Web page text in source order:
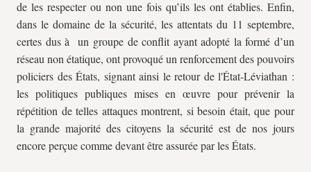
de les respecter ou non une fois qu’ils les ont établies. Enfin,
dans le domaine de la sécurité, les attentats du 11 septembre,
certes dus à un groupe de conflit ayant adopté la formé d’un
réseau non étatique, ont provoqué un renforcement des pouvoirs
policiers des États, signant ainsi le retour de l'État-Léviathan :
les politiques publiques mises en œuvre pour prévenir la
répétition de telles attaques montrent, si besoin était, que pour
la grande majorité des citoyens la sécurité est de nos jours
encore perçue comme devant être assurée par les États.